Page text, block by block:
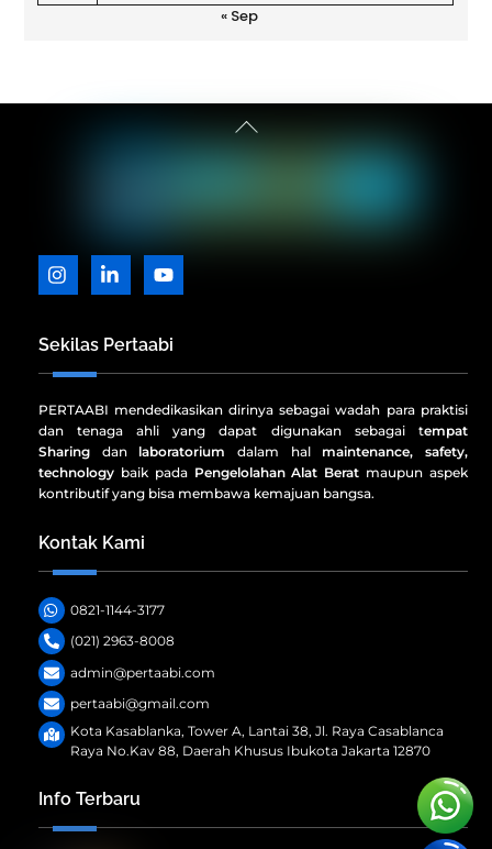
« Sep
Back
Icon
Icon
Icon
Sekilas Pertaabi
PERTAABI mendedikasikan dirinya sebagai wadah para praktisi
dan tenaga ahli yang dapat digunakan sebagai tempat
Sharing dan laboratorium dalam hal maintenance, safety,
technology baik pada Pengelolahan Alat Berat maupun aspek
kontributif yang bisa membawa kemajuan bangsa.
Kontak Kami
0821-1144-3177
(021) 2963-8008
admin@pertaabi.com
pertaabi@gmail.com
Kota Kasablanka, Tower A, Lantai 38, Jl. Raya Casablanca
Raya No.Kav 88, Daerah Khusus Ibukota Jakarta 12870
Info Terbaru